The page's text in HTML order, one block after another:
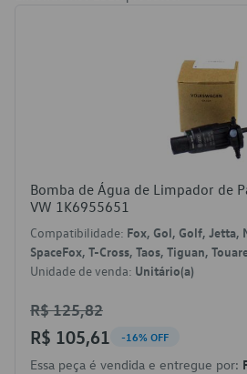
Bomba de Água de Limpador de
VW 1K6955651
Compatibilidade: Fox, Gol, Golf, Jetta,
SpaceFox, T-Cross, Taos, Tiguan,
Unidade de venda: Unitário(a)
R$ 125,82
R$ 105,61 -16% OFF
Essa peça é vendida e entregue por: